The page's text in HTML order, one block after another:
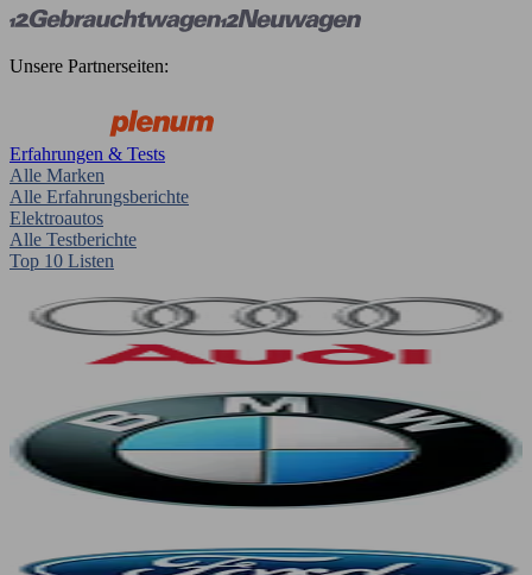
Unsere Partnerseiten:
Erfahrungen & Tests
Alle Marken
Alle Erfahrungsberichte
Elektroautos
Alle Testberichte
Top 10 Listen